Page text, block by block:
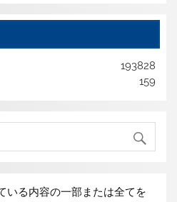
193828
159
いる内容の一部または全てを